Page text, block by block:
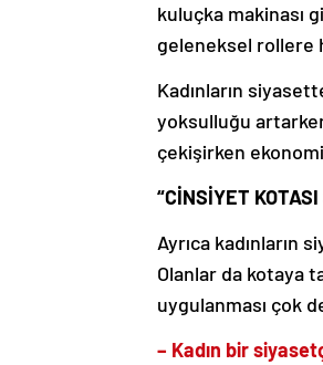
kuluçka makinası
geleneksel rollere
Kadınların
yoksulluğu
çekişirken
“CİNSİYET
Ayrıca
Olanlar da kotaya
uygulanması çok
– Kadın bir